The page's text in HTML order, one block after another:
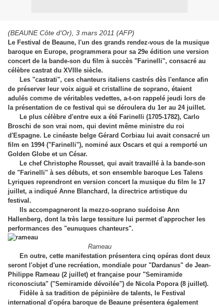
(BEAUNE Côte d'Or), 3 mars 2011 (AFP)
Le Festival de Beaune, l'un des grands rendez-vous de la musique
baroque en Europe, programmera pour sa 29e édition une version
concert de la bande-son du film à succès "Farinelli", consacré au
célèbre castrat du XVIIIe siècle.
Les "castrati", ces chanteurs italiens castrés dès l'enfance afin
de préserver leur voix aiguë et cristalline de soprano, étaient
adulés comme de véritables vedettes, a-t-on rappelé jeudi lors de
la présentation de ce festival qui se déroulera du 1er au 24 juillet.
Le plus célèbre d'entre eux a été Farinelli (1705-1782), Carlo
Broschi de son vrai nom, qui devint même ministre du roi
d'Espagne. Le cinéaste belge Gérard Corbiau lui avait consacré un
film en 1994 ("Farinelli"), nominé aux Oscars et qui a remporté un
Golden Globe et un César.
Le chef Christophe Rousset, qui avait travaillé à la bande-son
de "Farinelli" à ses débuts, et son ensemble baroque Les Talens
Lyriques reprendront en version concert la musique du film le 17
juillet, a indiqué Anne Blanchard, la directrice artistique du
festival.
Ils accompagneront la mezzo-soprano suédoise Ann
Hallenberg, dont la très large tessiture lui permet d'approcher les
performances des "eunuques chanteurs".
Rameau
En outre, cette manifestation présentera cinq opéras dont deux
seront l'objet d'une recréation, mondiale pour "Dardanus" de Jean-
Philippe Rameau (2 juillet) et française pour "Semiramide
riconosciuta" ("Semiramide dévoilée") de Nicola Popora (8 juillet).
Fidèle à sa tradition de pépinière de talents, le Festival
international d'opéra baroque de Beaune présentera également